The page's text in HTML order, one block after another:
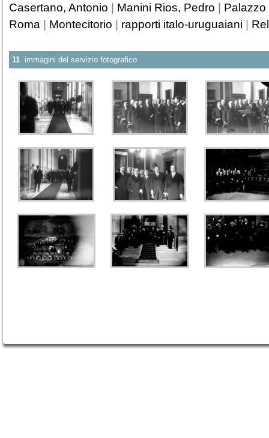
Casertano, Antonio Manini Rios, Pedro
Palazzo
Roma
Montecitorio rapporti italo-uruguaiani
11 immagini del servizio fotografico